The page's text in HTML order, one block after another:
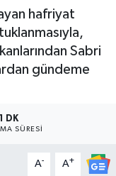
hafriyat
Sabri
gündeme
1 DK
SÜRESI
A- A+